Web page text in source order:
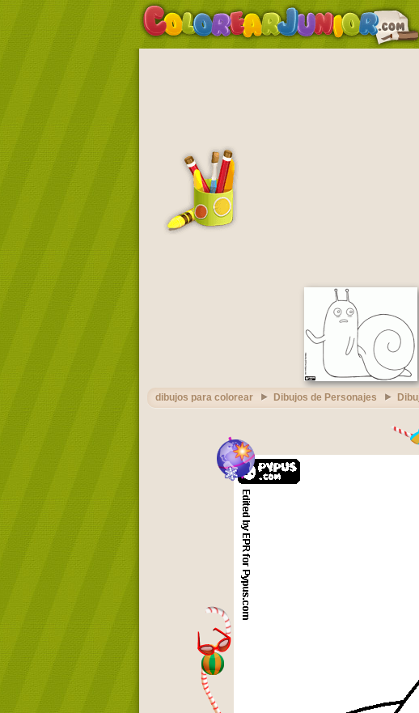
dibujos para colorear Dibujos de Personajes